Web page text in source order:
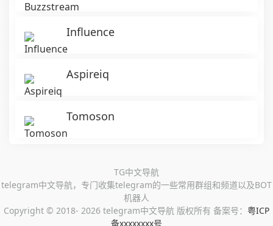
Influence
Aspireiq
Tomoson
TG中文导航
telegram中文导航，专门收集telegram的一些常用群组和频道以及BOT
机器人
Copyright © 2018- 2026 telegram中文导航 版权所有 备案号： 粤ICP
备xxxxxxxx号